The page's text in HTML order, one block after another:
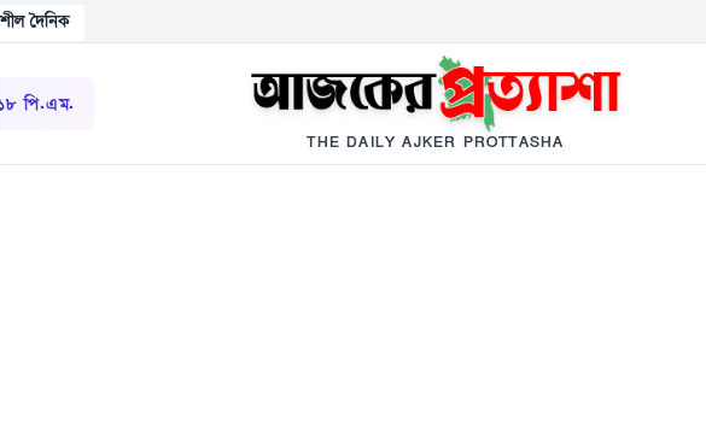
দৈনিক
পি.এম.
THE DAILY AJKER PROTTASHA